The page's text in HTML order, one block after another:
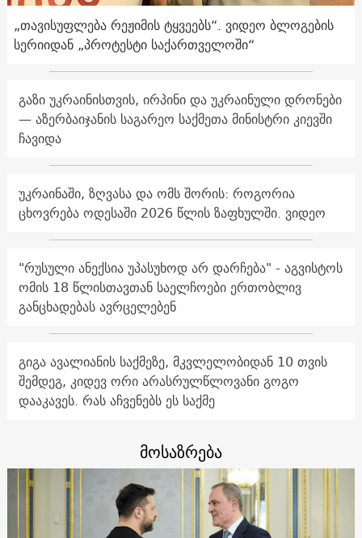
„თავისუფლება რეჟიმის ტყვეებს“. ვიდეო ბლოგების
სერიიდან „პროტესტი საქართველოში“
გაზი უკრაინისთვის, ირპინი და უკრაინული დრონები
— აზერბაიჯანის საგარეო საქმეთა მინისტრი კიევში
ჩავიდა
უკრაინაში, ზღვასა და ომს შორის: როგორია
ცხოვრება ოდესაში 2026 წლის ზაფხულში. ვიდეო
"რუსული ანექსია უპასუხოდ არ დარჩება" - აგვისტოს
ომის 18 წლისთავთან საელჩოები ერთობლივ
განცხადებას ავრცელებენ
გიგა ავალიანის საქმეზე, მკვლელობიდან 10 თვის
შემდეგ, კიდევ ორი არასრულწლოვანი გოგო
დააკავეს. რას აჩვენებს ეს საქმე
მოსაზრება